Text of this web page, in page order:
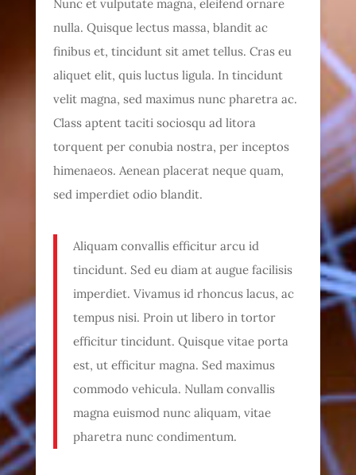
Nunc et vulputate magna, eleifend ornare
nulla. Quisque lectus massa, blandit ac
finibus et, tincidunt sit amet tellus. Cras eu
aliquet elit, quis luctus ligula. In tincidunt
velit magna, sed maximus nunc pharetra ac.
Class aptent taciti sociosqu ad litora
torquent per conubia nostra, per inceptos
himenaeos. Aenean placerat neque quam,
sed imperdiet odio blandit.
Aliquam convallis efficitur arcu id
tincidunt. Sed eu diam at augue facilisis
imperdiet. Vivamus id rhoncus lacus, ac
tempus nisi. Proin ut libero in tortor
efficitur tincidunt. Quisque vitae porta
est, ut efficitur magna. Sed maximus
commodo vehicula. Nullam convallis
magna euismod nunc aliquam, vitae
pharetra nunc condimentum.